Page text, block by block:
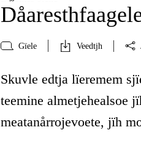
Gïele Veedtjh
Skuvle edtja lïeremem
teemine almetjehealsoe
meatanårrojevoete, jïh